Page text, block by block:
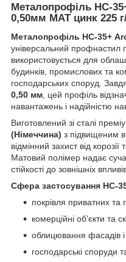
Металопрофіль НС-
0,50мм МАТ цинк 225
Металопрофіль НС-35+
універсальний профнастил
використовується для
будинків, промислових та
господарських споруд.
0,50 мм , цей профіль
навантажень і надійністю
Виготовлений зі сталі
(Німеччина) з підвищеним
відмінний захист від
Матовий полімер надає
стійкості до зовнішніх
Сфера застосування НС-
покрівля приватних та
комерційні об’єкти та
облицювання фасадів і
господарські споруди